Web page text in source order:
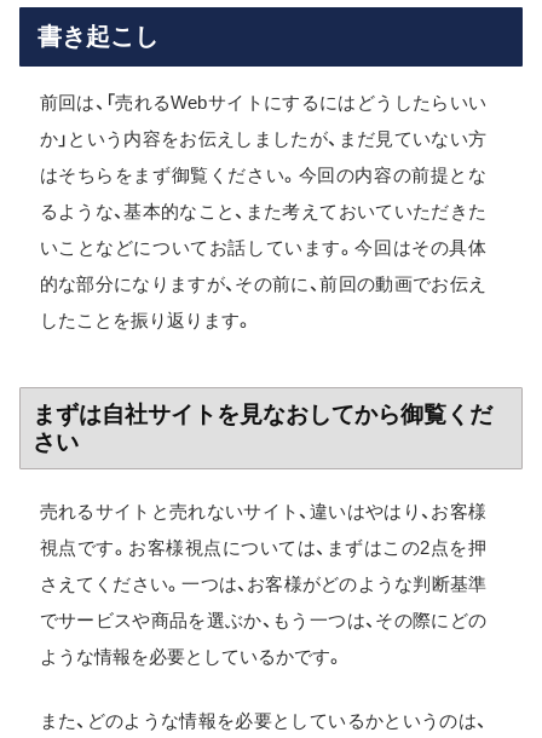
書き起こし
前回は、「売れるWebサイトにするにはどうしたらいい
か」という内容をお伝えしましたが、まだ見ていない方
はそちらをまず御覧ください。今回の内容の前提とな
るような、基本的なこと、また考えておいていただきた
いことなどについてお話しています。今回はその具体
的な部分になりますが、その前に、前回の動画でお伝え
したことを振り返ります。
まずは自社サイトを見なおしてから御覧くだ
さい
売れるサイトと売れないサイト、違いはやはり、お客様
視点です。お客様視点については、まずはこの2点を押
さえてください。一つは、お客様がどのような判断基準
でサービスや商品を選ぶか、もう一つは、その際にどの
ような情報を必要としているかです。
また、どのような情報を必要としているかというのは、